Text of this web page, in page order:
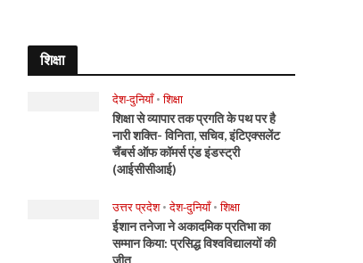
शिक्षा
देश-दुनियाँ • शिक्षा
शिक्षा से व्यापार तक प्रगति के पथ पर है
नारी शक्ति- विनिता, सचिव, इंटिएक्सलेंट
चैंबर्स ऑफ कॉमर्स एंड इंडस्ट्री
(आईसीसीआई)
उत्तर प्रदेश • देश-दुनियाँ • शिक्षा
ईशान तनेजा ने अकादमिक प्रतिभा का
सम्मान किया: प्रसिद्ध विश्वविद्यालयों की
जीत